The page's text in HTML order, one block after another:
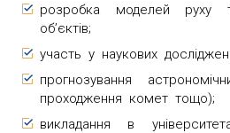
розробка моделей руху
об’єктів;
участь у наукових
прогнозування
проходження комет тощо);
викладання в